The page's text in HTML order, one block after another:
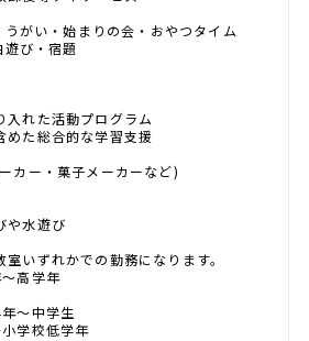
がい・始まりの会・おやつタイム
び・宿題
入れた活動プログラム
めた総合的な学習支援
カー・菓子メーカーなど)
や水遊び
いずれかでの勤務になります。
高学年
～中学生
学校低学年